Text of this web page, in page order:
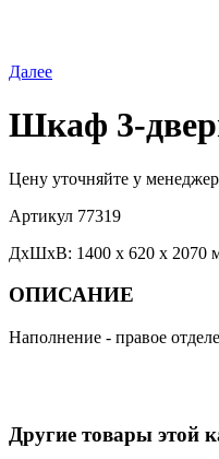
Далее
Шкаф 3-
Цену уточняйте у
Артикул 77319
ДхШхВ: 1400 х 620 х 2070
ОПИСАНИЕ
Наполнение - правое
Другие товары этой